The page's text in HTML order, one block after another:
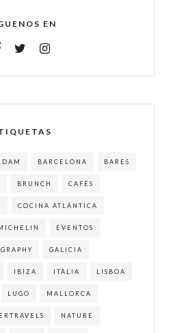
EN
BARCELONA BARES
BRUNCH CAFÉS
COCINA ATLÁNTICA
EVENTOS
GALICIA
IBIZA ITALIA LISBOA
LUGO MALLORCA
NATURE